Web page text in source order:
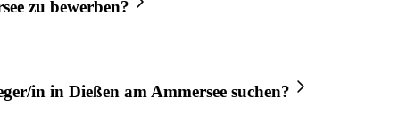
zu bewerben?
in in Dießen am Ammersee suchen?